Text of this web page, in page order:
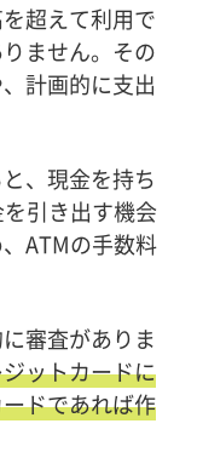
超えて利用で
ません。その
計画的に支出
、現金を持ち
引き出す機会
ATMの手数料
審査がありま
ットカードに
ドであれば作